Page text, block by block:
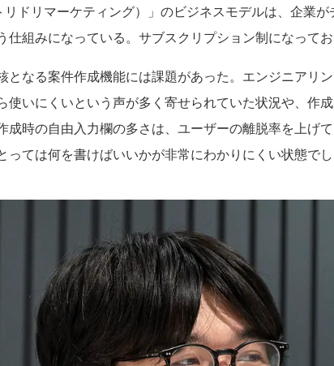
ドリマーケティング）」のビジネスモデルは、企業
仕組みになっている。サブスクリプション制になって
なる案件作成機能には課題があった。エンジニアリ
使いにくいという声が多く寄せられていた状況や、作
成時の自由入力欄の多さは、ユーザーの離脱率を上げ
ては何を書けばいいかが非常にわかりにくい状態でし